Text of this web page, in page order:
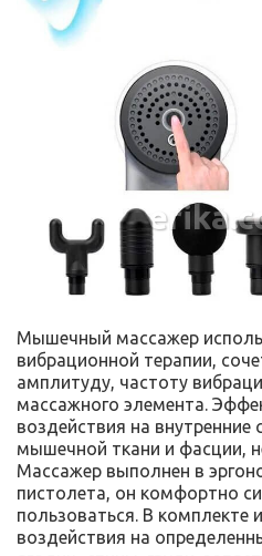
Мышечный массажер
вибрационной терапии,
амплитуду, частоту
массажного элемента.
воздействия на внутренние
мышечной ткани и фасции,
Массажер выполнен в
пистолета, он комфортно
пользоваться. В комплекте
воздействия на